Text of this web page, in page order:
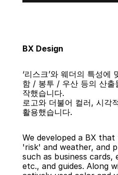
BX Design
‘리스크’와 웨더의 특성에
함 / 봉투 / 우산 등의 산출
작했습니다.
로고와 더불어 컬러, 시각
활용했습니다.
We developed a BX
'risk' and weather, and
such as business cards,
etc., and guides. Along